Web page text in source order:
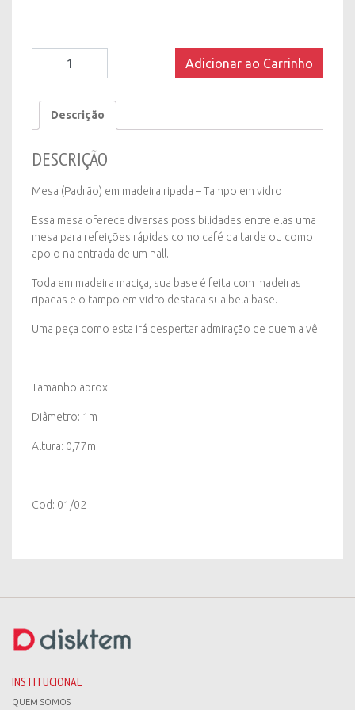
(Padrão)
madeira
ripada
Tampo
vidro
Adicionar ao Carrinho
Descrição
DESCRIÇÃO
Mesa (Padrão) em madeira ripada – Tampo em vidro
Essa mesa oferece diversas possibilidades entre elas uma
mesa para refeições rápidas como café da tarde ou como
apoio na entrada de um hall.
Toda em madeira maciça, sua base é feita com madeiras
ripadas e o tampo em vidro destaca sua bela base.
Uma peça como esta irá despertar admiração de quem a vê.
Tamanho aprox:
Diâmetro: 1m
Altura: 0,77m
Cod: 01/02
INSTITUCIONAL
QUEM SOMOS